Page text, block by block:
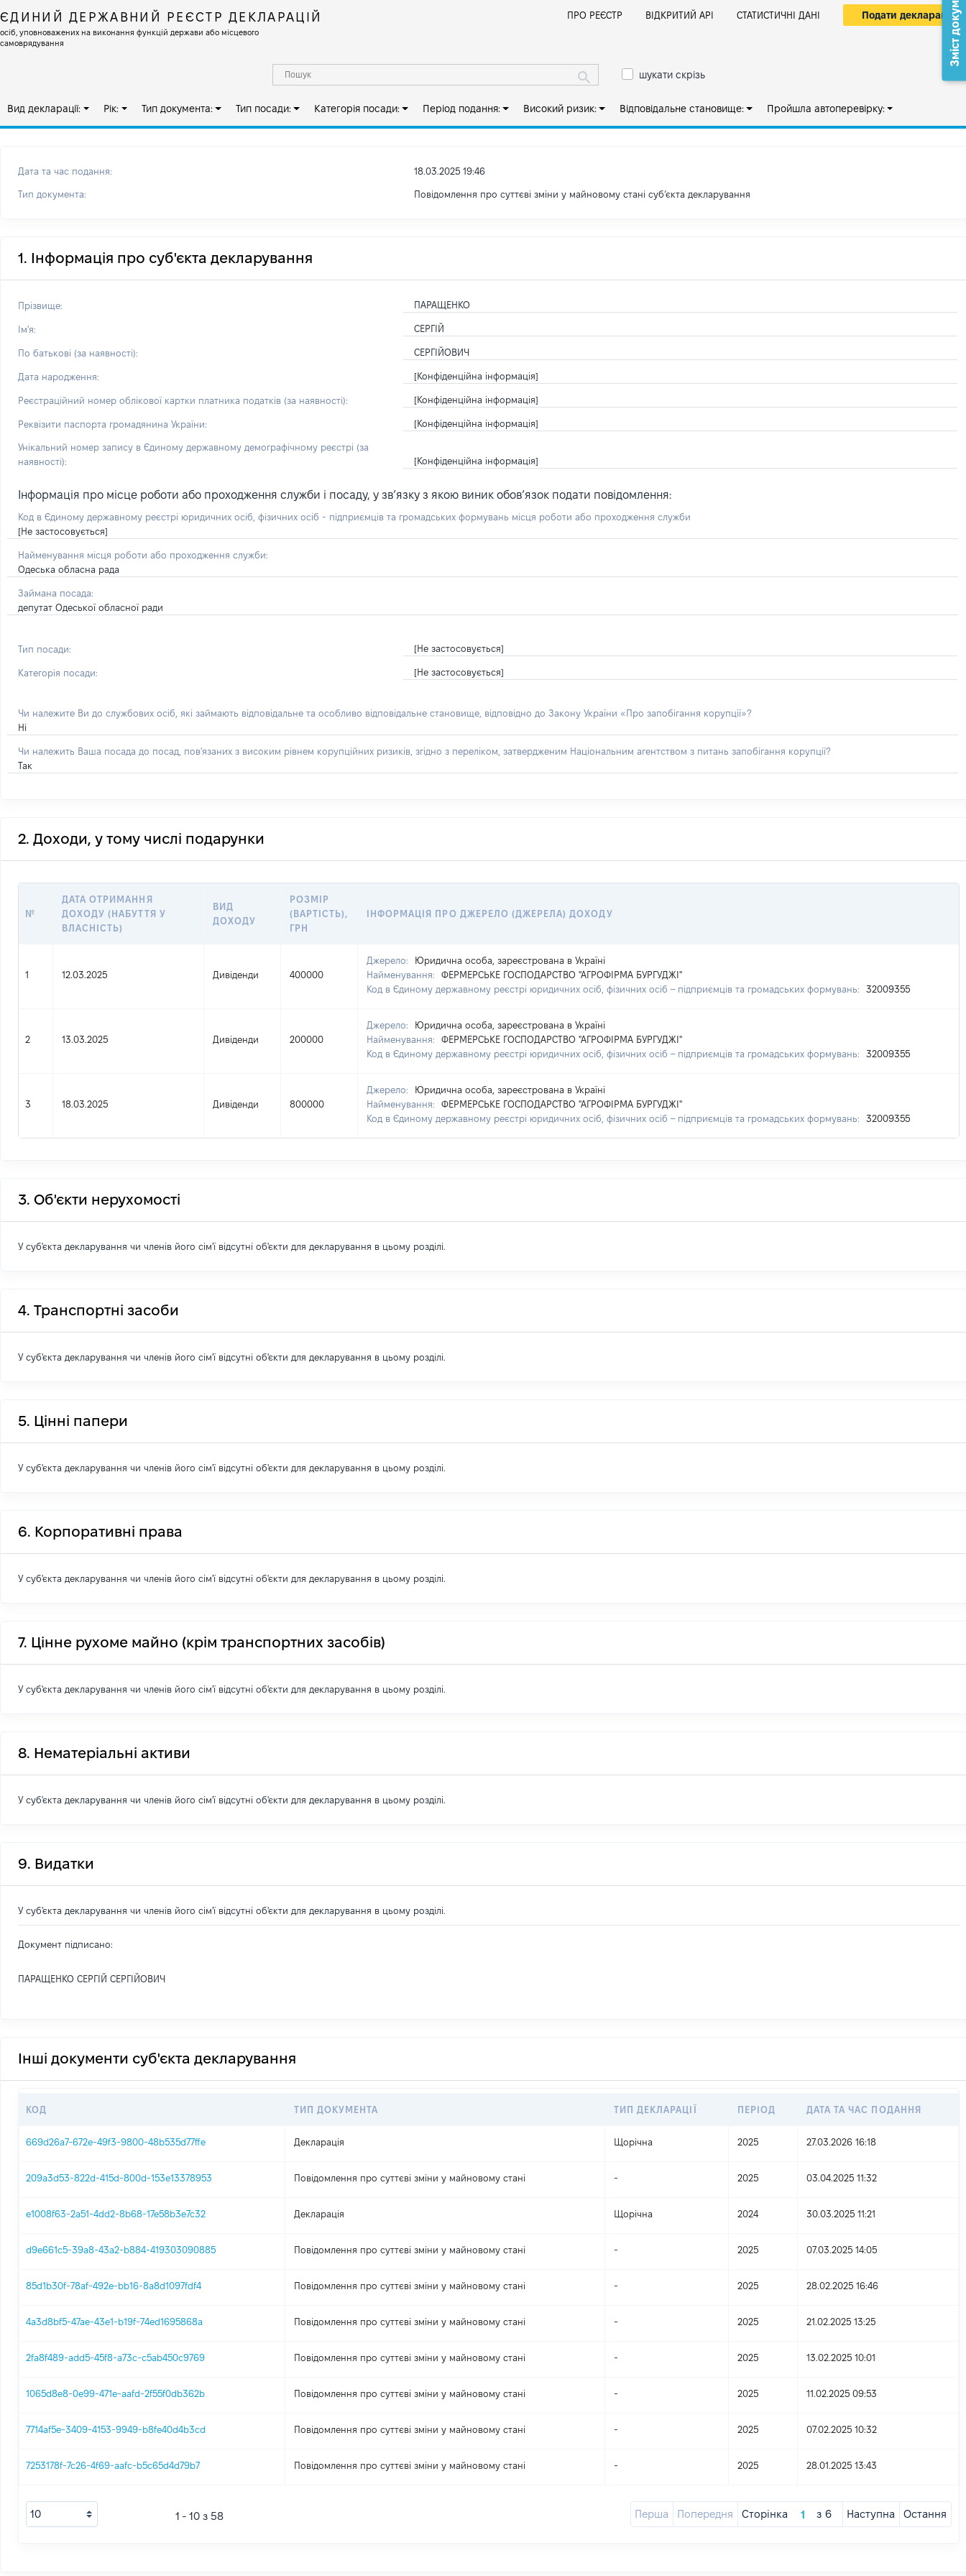
ЄДИНИЙ ДЕРЖАВНИЙ РЕЄСТР ДЕКЛАРАЦІЙ
осіб, уповноважених на виконання функцій держави або місцевого
самоврядування
ПРО РЕЄСТР ВІДКРИТИЙ АРІ СТАТИСТИЧНІ ДАНІ Подати декларацію
шукати скрізь
Вид декларації: Рік: Тип документа: Тип посади: Категорія посади: Період подання: Високий ризик: Відповідальне становище: Пройшла автоперевірку:
Дата та час подання: 18.03.2025 19:46
Тип документа: Повідомлення про суттєві зміни у майновому стані субʼєкта декларування
1. Інформація про суб'єкта декларування
Прізвище: ПАРАЩЕНКО
Ім'я: СЕРГІЙ
По батькові (за наявності): СЕРГІЙОВИЧ
Дата народження: [Конфіденційна інформація]
Реєстраційний номер облікової картки платника податків (за наявності): [Конфіденційна інформація]
Реквізити паспорта громадянина України: [Конфіденційна інформація]
Унікальний номер запису в Єдиному державному демографічному реєстрі (за
наявності):
[Конфіденційна інформація]
Інформація про місце роботи або проходження служби і посаду, у зв’язку з якою виник обов’язок подати повідомлення:
Код в Єдиному державному реєстрі юридичних осіб, фізичних осіб - підприємців та громадських формувань місця роботи або проходження служби
[Не застосовується]
Найменування місця роботи або проходження служби:
Одеська обласна рада
Займана посада:
депутат Одеської обласної ради
Тип посади: [Не застосовується]
Категорія посади: [Не застосовується]
Чи належите Ви до службових осіб, які займають відповідальне та особливо відповідальне становище, відповідно до Закону України «Про запобігання корупції»?
Ні
Чи належить Ваша посада до посад, пов'язаних з високим рівнем корупційних ризиків, згідно з переліком, затвердженим Національним агентством з питань запобігання корупції?
Так
2. Доходи, у тому числі подарунки
№
ДАТА ОТРИМАННЯ
ДОХОДУ (НАБУТТЯ У
ВЛАСНІСТЬ)
ВИД
ДОХОДУ
РОЗМІР
(ВАРТІСТЬ),
ГРН
ІНФОРМАЦІЯ ПРО ДЖЕРЕЛО (ДЖЕРЕЛА) ДОХОДУ
1 12.03.2025 Дивіденди 400000
Джерело:
Юридична особа, зареєстрована в Україні
Найменування:
ФЕРМЕРСЬКЕ ГОСПОДАРСТВО "АГРОФІРМА БУРГУДЖІ"
Код в Єдиному державному реєстрі юридичних осіб, фізичних осіб – підприємців та громадських формувань:
32009355
2 13.03.2025 Дивіденди 200000
Джерело:
Юридична особа, зареєстрована в Україні
Найменування:
ФЕРМЕРСЬКЕ ГОСПОДАРСТВО "АГРОФІРМА БУРГУДЖІ"
Код в Єдиному державному реєстрі юридичних осіб, фізичних осіб – підприємців та громадських формувань:
32009355
3 18.03.2025 Дивіденди 800000
Джерело:
Юридична особа, зареєстрована в Україні
Найменування:
ФЕРМЕРСЬКЕ ГОСПОДАРСТВО "АГРОФІРМА БУРГУДЖІ"
Код в Єдиному державному реєстрі юридичних осіб, фізичних осіб – підприємців та громадських формувань:
32009355
3. Об'єкти нерухомості
У суб'єкта декларування чи членів його сім'ї відсутні об'єкти для декларування в цьому розділі.
4. Транспортні засоби
У суб'єкта декларування чи членів його сім'ї відсутні об'єкти для декларування в цьому розділі.
5. Цінні папери
У суб'єкта декларування чи членів його сім'ї відсутні об'єкти для декларування в цьому розділі.
6. Корпоративні права
У суб'єкта декларування чи членів його сім'ї відсутні об'єкти для декларування в цьому розділі.
7. Цінне рухоме майно (крім транспортних засобів)
У суб'єкта декларування чи членів його сім'ї відсутні об'єкти для декларування в цьому розділі.
8. Нематеріальні активи
У суб'єкта декларування чи членів його сім'ї відсутні об'єкти для декларування в цьому розділі.
9. Видатки
У суб'єкта декларування чи членів його сім'ї відсутні об'єкти для декларування в цьому розділі.
Документ підписано:
ПАРАЩЕНКО СЕРГІЙ СЕРГІЙОВИЧ
Зміст документа
Інші документи суб'єкта декларування
КОД ТИП ДОКУМЕНТА ТИП ДЕКЛАРАЦІЇ ПЕРІОД ДАТА ТА ЧАС ПОДАННЯ
669d26a7-672e-49f3-9800-48b535d77ffe Декларація Щорічна 2025 27.03.2026 16:18
209a3d53-822d-415d-800d-153e13378953 Повідомлення про суттєві зміни y майновому стані - 2025 03.04.2025 11:32
e1008f63-2a51-4dd2-8b68-17e58b3e7c32 Декларація Щорічна 2024 30.03.2025 11:21
d9e661c5-39a8-43a2-b884-419303090885 Повідомлення про суттєві зміни y майновому стані - 2025 07.03.2025 14:05
85d1b30f-78af-492e-bb16-8a8d1097fdf4 Повідомлення про суттєві зміни y майновому стані - 2025 28.02.2025 16:46
4a3d8bf5-47ae-43e1-b19f-74ed1695868a Повідомлення про суттєві зміни y майновому стані - 2025 21.02.2025 13:25
2fa8f489-add5-45f8-a73c-c5ab450c9769 Повідомлення про суттєві зміни y майновому стані - 2025 13.02.2025 10:01
1065d8e8-0e99-471e-aafd-2f55f0db362b Повідомлення про суттєві зміни y майновому стані - 2025 11.02.2025 09:53
7714af5e-3409-4153-9949-b8fe40d4b3cd Повідомлення про суттєві зміни y майновому стані - 2025 07.02.2025 10:32
7253178f-7c26-4f69-aafc-b5c65d4d79b7 Повідомлення про суттєві зміни y майновому стані - 2025 28.01.2025 13:43
1 - 10 з 58 Перша Попередня Сторінка з 6 Наступна Остання